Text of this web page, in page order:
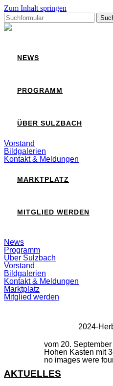
Zum Inhalt springen
Suchen
nach:
Sulzbach
NEWS
PROGRAMM
ÜBER SULZBACH
Vorstand
Bildgalerien
Kontakt & Meldungen
MARKTPLATZ
MITGLIED WERDEN
Suchfeld
ein-/ausblenden
News
Programm
Über Sulzbach
Vorstand
Bildgalerien
Kontakt & Meldungen
Marktplatz
Mitglied werden
2024-
vom 20.
Hohen Kasten mit
no images were
AKTUELLES